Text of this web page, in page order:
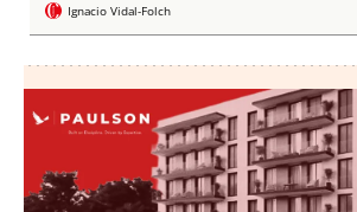
Ignacio Vidal-Folch